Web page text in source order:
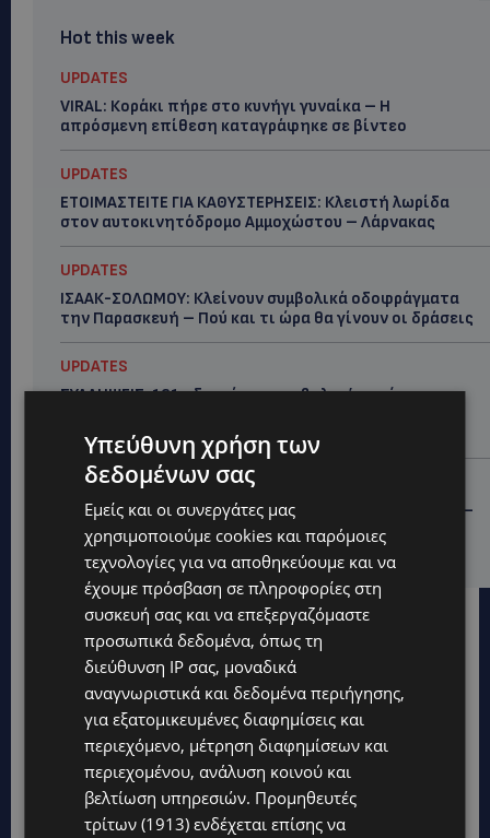
Hot this week
UPDATES
VIRAL: Κοράκι πήρε στο κυνήγι γυναίκα – Η
απρόσμενη επίθεση καταγράφηκε σε βίντεο
UPDATES
ΕΤΟΙΜΑΣΤΕΙΤΕ ΓΙΑ ΚΑΘΥΣΤΕΡΗΣΕΙΣ: Κλειστή λωρίδα
στον αυτοκινητόδρομο Αμμοχώστου – Λάρνακας
UPDATES
ΙΣΑΑΚ-ΣΟΛΩΜΟΥ: Κλείνουν συμβολικά οδοφράγματα
την Παρασκευή – Πού και τι ώρα θα γίνουν οι δράσεις
UPDATES
ΣΥΛΛΗΨΕΙΣ: 161 οδηγοί με υπερβολική ταχύτητα σε
ελέγχους
STORIES
ΓΕΝΕΘΛΙΟΣ ΗΜΕΡΑ: Η ηλικία είναι μόνο ένας αριθμός –
Οι άνθρωποι και οι στιγμές είναι η πραγματική μας
ιστορία
Υπεύθυνη χρήση των
δεδομένων σας
Εμείς και οι συνεργάτες μας
χρησιμοποιούμε cookies και παρόμοιες
τεχνολογίες για να αποθηκεύουμε και να
έχουμε πρόσβαση σε πληροφορίες στη
συσκευή σας και να επεξεργαζόμαστε
προσωπικά δεδομένα, όπως τη
διεύθυνση IP σας, μοναδικά
αναγνωριστικά και δεδομένα περιήγησης,
για εξατομικευμένες διαφημίσεις και
περιεχόμενο, μέτρηση διαφημίσεων και
περιεχομένου, ανάλυση κοινού και
βελτίωση υπηρεσιών. Προμηθευτές
τρίτων (1913) ενδέχεται επίσης να